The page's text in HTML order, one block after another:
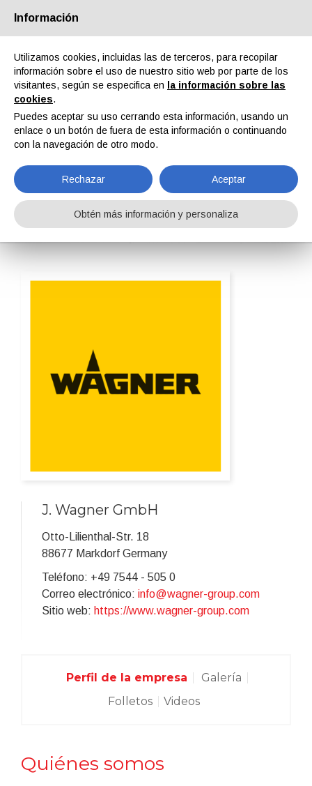
Quiénes somos Socios Contactos Área reservada
J. Wagner GmbH
ipcm®Pedia J. Wagner GmbH
J. Wagner GmbH
Otto-Lilienthal-Str. 18
88677 Markdorf Germany
Teléfono: +49 7544 - 505 0
Correo electrónico: info@wagner-group.com
Sitio web: https://www.wagner-group.com
Perfil de la empresa
Galería
Folletos
Videos
Quiénes somos
Información
Utilizamos cookies, incluidas las de terceros, para recopilar
información sobre el uso de nuestro sitio web por parte de los
visitantes, según se especifica en
la información sobre las
cookies.
Puedes aceptar su uso cerrando esta información, usando un
enlace o un botón de fuera de esta información o continuando
con la navegación de otro modo.
Rechazar Aceptar
Obtén más información y personaliza